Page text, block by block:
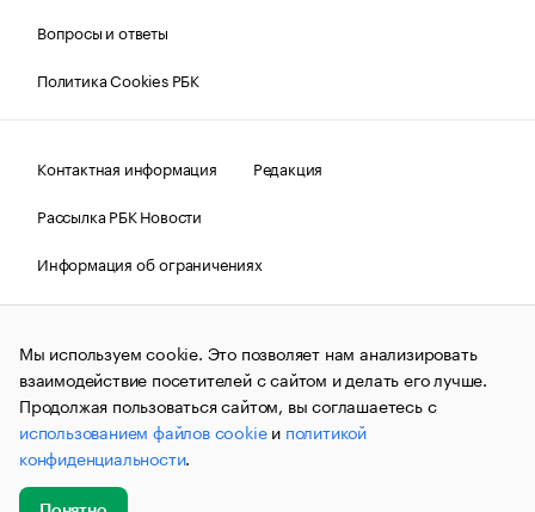
Вопросы и ответы
Политика Cookies РБК
Контактная информация
Редакция
Рассылка РБК Новости
Информация об ограничениях
Правовая информация
О соблюдении авторских прав
© АО «РОСБИЗНЕСКОНСАЛТИНГ»,1995–2026.Сообщения
и материалы информационного агентства «РБК»
(зарегистрировано Федеральной службой по надзору в сфере
связи, информационных технологий и массовых
коммуникаций (Роскомнадзор) 09.12.2015 за номером ИА
№ФС77-63848) сопровождаются пометкой «РБК». Отдельные
публикации могут содержать информацию,
не предназначенную для пользователей
Мы используем cookie. Это позволяет нам анализировать
взаимодействие посетителей с сайтом и делать его лучше.
Продолжая пользоваться сайтом, вы соглашаетесь с
использованием файлов cookieи политикой
конфиденциальности.